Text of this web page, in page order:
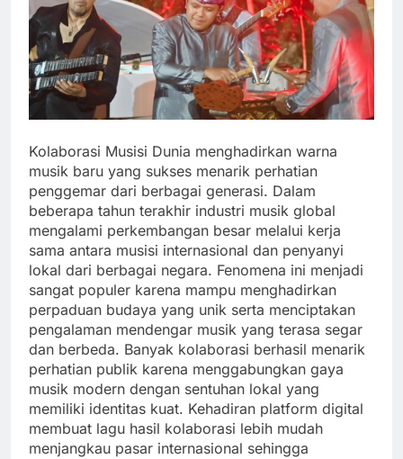
Kolaborasi Musisi Dunia menghadirkan warna
musik baru yang sukses menarik perhatian
penggemar dari berbagai generasi. Dalam
beberapa tahun terakhir industri musik global
mengalami perkembangan besar melalui kerja
sama antara musisi internasional dan penyanyi
lokal dari berbagai negara. Fenomena ini menjadi
sangat populer karena mampu menghadirkan
perpaduan budaya yang unik serta menciptakan
pengalaman mendengar musik yang terasa segar
dan berbeda. Banyak kolaborasi berhasil menarik
perhatian publik karena menggabungkan gaya
musik modern dengan sentuhan lokal yang
memiliki identitas kuat. Kehadiran platform digital
membuat lagu hasil kolaborasi lebih mudah
menjangkau pasar internasional sehingga